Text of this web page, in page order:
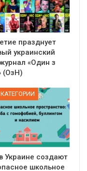
празднует
украинский
«Один з
(ОзН)
Украине создают
школьное